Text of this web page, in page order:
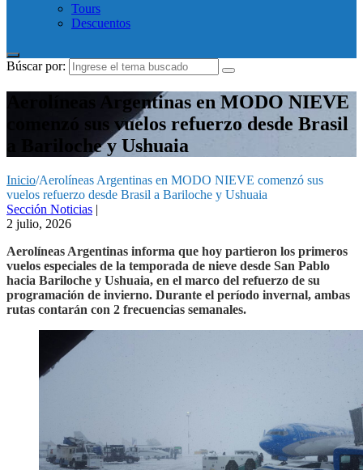
Tours
Descuentos
Búscar por:
Aerolíneas Argentinas en MODO NIEVE
comenzó sus vuelos refuerzo desde Brasil
a Bariloche y Ushuaia
Inicio/Aerolíneas Argentinas en MODO NIEVE comenzó sus
vuelos refuerzo desde Brasil a Bariloche y Ushuaia
Sección Noticias |
2 julio, 2026
Aerolíneas Argentinas informa que hoy partieron los primeros
vuelos especiales de la temporada de nieve desde San Pablo
hacia Bariloche y Ushuaia, en el marco del refuerzo de su
programación de invierno. Durante el período invernal, ambas
rutas contarán con 2 frecuencias semanales.